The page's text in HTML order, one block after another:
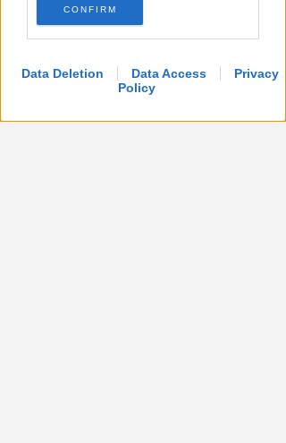
CONFIRM
Data Deletion Data Access
Privacy
Policy